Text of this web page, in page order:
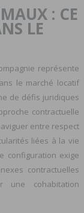
: CE
LE
représente
le marché locatif
de défis juridiques
contractuelle
entre respect
liées à la vie
configuration exige
contractuelles
cohabitation